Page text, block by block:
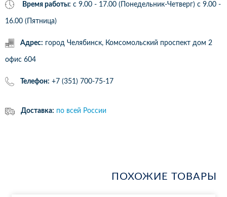
Время работы: с 9.00 - 17.00 (Понедельник-Четверг) c 9.00 -
16.00 (Пятница)
Адрес: город Челябинск, Комсомольский проспект дом 2
офис 604
Телефон: +7 (351) 700-75-17
Доставка: по всей России
ПОХОЖИЕ ТОВАРЫ